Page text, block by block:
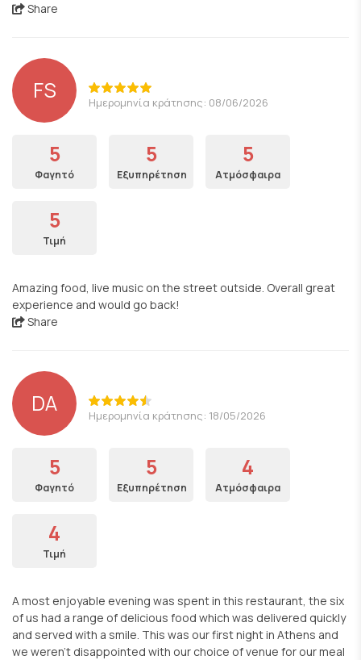
Share
FS Ημερομηνία κράτησης: 08/06/2026
5
Φαγητό
5
Εξυπηρέτηση
5
Ατμόσφαιρα
5
Τιμή
Amazing food, live music on the street outside. Overall great
experience and would go back!
Share
DA Ημερομηνία κράτησης: 18/05/2026
5
Φαγητό
5
Εξυπηρέτηση
4
Ατμόσφαιρα
4
Τιμή
A most enjoyable evening was spent in this restaurant, the six
of us had a range of delicious food which was delivered quickly
and served with a smile. This was our first night in Athens and
we weren’t disappointed with our choice of venue for our meal